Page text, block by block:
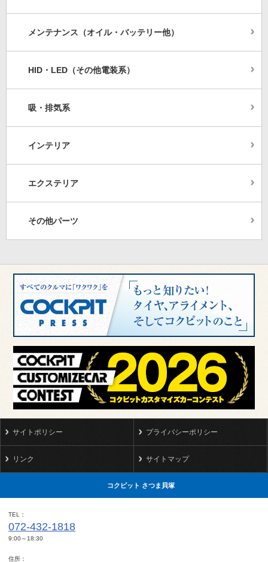
メンテナンス（オイル・バッテリー他）
HID・LED（その他電装系）
吸・排気系
インテリア
エクステリア
その他パーツ
サイトポリシー プライバシーポリシー
リンク サイトマップ
コクピット さつま貝塚
TEL
072-432-1818
9:00～18:30
住所